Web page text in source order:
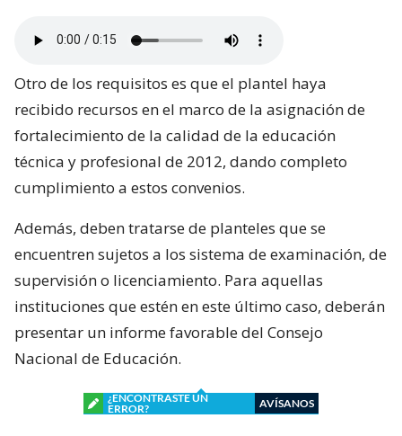
Otro de los requisitos es que el plantel haya
recibido recursos en el marco de la asignación de
fortalecimiento de la calidad de la educación
técnica y profesional de 2012, dando completo
cumplimiento a estos convenios.
Además, deben tratarse de planteles que se
encuentren sujetos a los sistema de examinación, de
supervisión o licenciamiento. Para aquellas
instituciones que estén en este último caso, deberán
presentar un informe favorable del Consejo
Nacional de Educación.
¿ENCONTRASTE UN
ERROR?
AVÍSANOS